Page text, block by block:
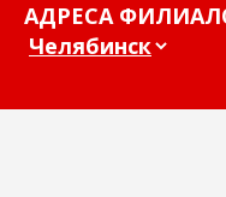
АДРЕСА